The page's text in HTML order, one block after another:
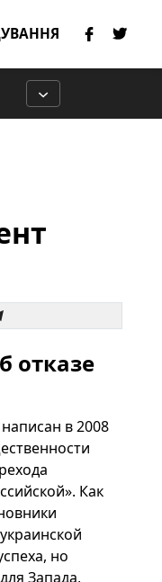
отказе
в 2008
Как
но
Запада,